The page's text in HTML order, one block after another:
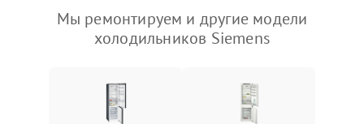
Мы ремонтируем и другие модели
холодильников Siemens